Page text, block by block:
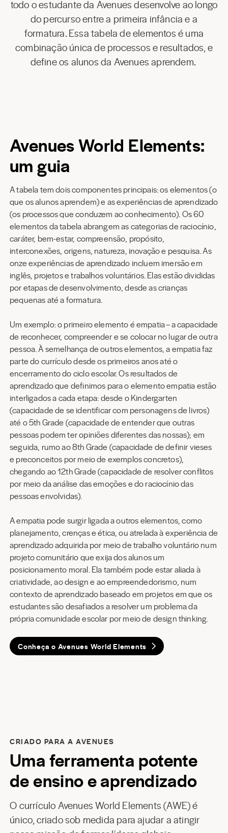
todo o estudante da Avenues desenvolve ao longo
do percurso entre a primeira infância e a
formatura. Essa tabela de elementos é uma
combinação única de processos e resultados, e
define os alunos da Avenues aprendem.
Avenues World Elements:
um guia
A tabela tem dois componentes principais: os elementos (o
que os alunos aprendem) e as experiências de aprendizado
(os processos que conduzem ao conhecimento). Os 60
elementos da tabela abrangem as categorias de raciocínio,
caráter, bem-estar, compreensão, propósito,
interconexões, origens, natureza, inovação e pesquisa. As
onze experiências de aprendizado incluem imersão em
inglês, projetos e trabalhos voluntários. Elas estão divididas
por etapas de desenvolvimento, desde as crianças
pequenas até a formatura.
Um exemplo: o primeiro elemento é empatia – a capacidade
de reconhecer, compreender e se colocar no lugar de outra
pessoa. À semelhança de outros elementos, a empatia faz
parte do currículo desde os primeiros anos até o
encerramento do ciclo escolar. Os resultados de
aprendizado que definimos para o elemento empatia estão
interligados a cada etapa: desde o Kindergarten
(capacidade de se identificar com personagens de livros)
até o 5th Grade (capacidade de entender que outras
pessoas podem ter opiniões diferentes das nossas); em
seguida, rumo ao 8th Grade (capacidade de definir vieses
e preconceitos por meio de exemplos concretos),
chegando ao 12th Grade (capacidade de resolver conflitos
por meio da análise das emoções e do raciocínio das
pessoas envolvidas).
A empatia pode surgir ligada a outros elementos, como
planejamento, crenças e ética, ou atrelada à experiência de
aprendizado adquirida por meio de trabalho voluntário num
projeto comunitário que exija dos alunos um
posicionamento moral. Ela também pode estar aliada à
criatividade, ao design e ao empreendedorismo, num
contexto de aprendizado baseado em projetos em que os
estudantes são desafiados a resolver um problema da
própria comunidade escolar por meio de design thinking.
Conheça o Avenues World Elements
CRIADO PARA A AVENUES
Uma ferramenta potente
de ensino e aprendizado
O currículo Avenues World Elements (AWE) é
único, criado sob medida para ajudar a atingir